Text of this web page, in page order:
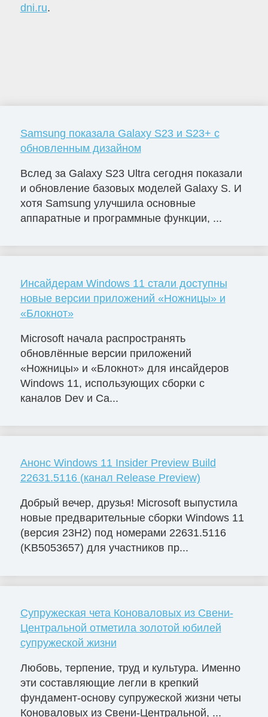
dni.ru.
Samsung показала Galaxy S23 и S23+ с
обновленным дизайном
Вслед за Galaxy S23 Ultra сегодня показали
и обновление базовых моделей Galaxy S. И
хотя Samsung улучшила основные
аппаратные и программные функции, ...
Инсайдерам Windows 11 стали доступны
новые версии приложений «Ножницы» и
«Блокнот»
Microsoft начала распространять
обновлённые версии приложений
«Ножницы» и «Блокнот» для инсайдеров
Windows 11, использующих сборки с
каналов Dev и Ca...
Анонс Windows 11 Insider Preview Build
22631.5116 (канал Release Preview)
Добрый вечер, друзья! Microsoft выпустила
новые предварительные сборки Windows 11
(версия 23H2) под номерами 22631.5116
(KB5053657) для участников пр...
Супружеская чета Коноваловых из Свени-
Центральной отметила золотой юбилей
супружеской жизни
Любовь, терпение, труд и культура. Именно
эти составляющие легли в крепкий
фундамент-основу супружеской жизни четы
Коноваловых из Свени-Центральной, ...